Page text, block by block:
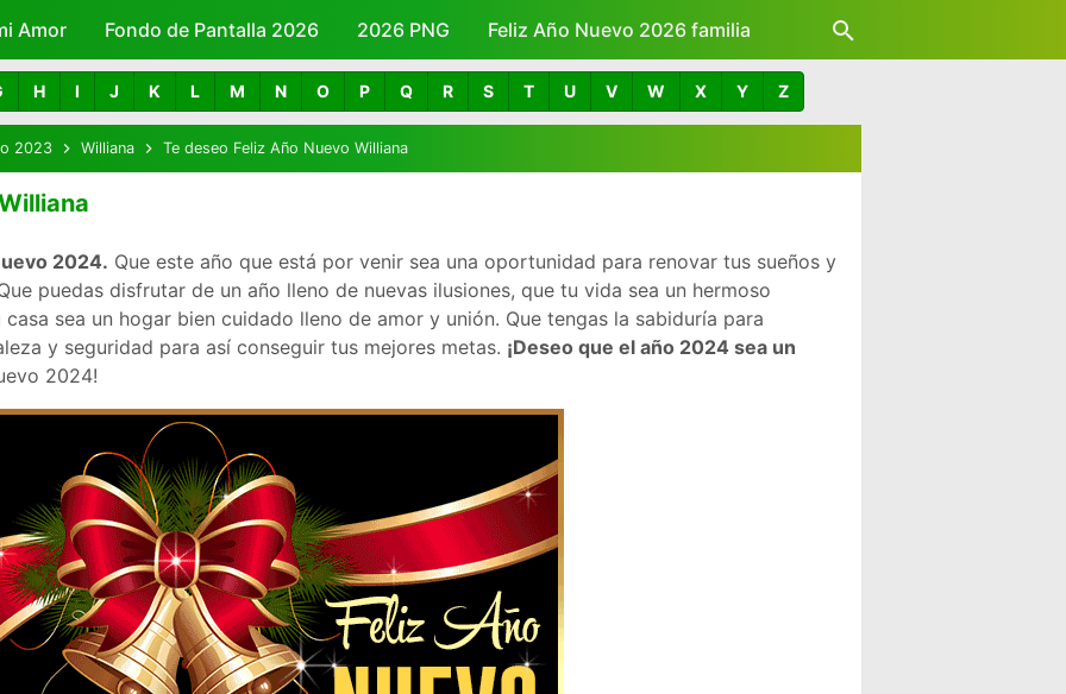
Skip to main content
Amor Fondo de Pantalla 2026 2026 PNG Feliz Año Nuevo 2026 familia
H I J K L M N O P Q R S T U V W X Y Z
2023 Williana Te deseo Feliz Año Nuevo Williana
2024. Que este año que está por venir sea una oportunidad para renovar tus sueños y
puedas disfrutar de un año lleno de nuevas ilusiones, que tu vida sea un hermoso
sea un hogar bien cuidado lleno de amor y unión. Que tengas la sabiduría para
y seguridad para así conseguir tus mejores metas. ¡Deseo que el año 2024 sea un
2024!